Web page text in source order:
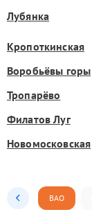
Лубянка
Кропоткинская
Воробьёвы горы
Тропарёво
Филатов Луг
Новомосковская
ВАО